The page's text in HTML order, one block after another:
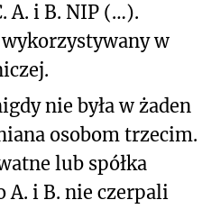
A. i B. NIP (…).
wykorzystywany w
nie była w żaden
osobom trzecim.
lub spółka
A. i B. nie czerpali